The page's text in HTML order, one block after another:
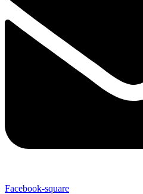
Facebook-square